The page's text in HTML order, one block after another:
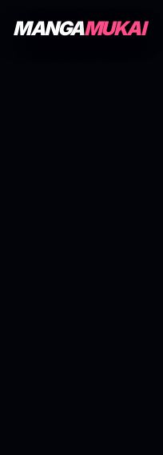
MANGAMUKAI